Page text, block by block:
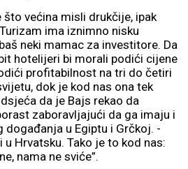
većina misli drukčije, ipak
ima iznimno nisku
neki mamac za investitore. Da
hotelijeri bi morali podići cijene
profitabilnost na tri do četiri
dok je kod nas ona tek
da je Bajs rekao da
zaboravljajući da ga imaju i
događanja u Egiptu i Grčkoj. -
Hrvatsku. Tako je to kod nas:
nama ne sviće”.